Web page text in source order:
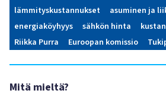
lämmityskustannukset
asuminen ja
energiaköyhyys
sähkön hinta
Riikka Purra
Euroopan komissio
Mitä mieltä?